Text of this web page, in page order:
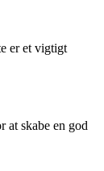
er et vigtigt
at skabe en god